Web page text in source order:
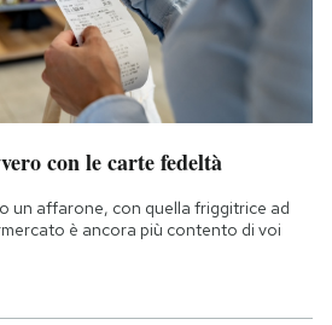
con le carte fedeltà
un affarone, con quella friggitrice ad
è ancora più contento di voi